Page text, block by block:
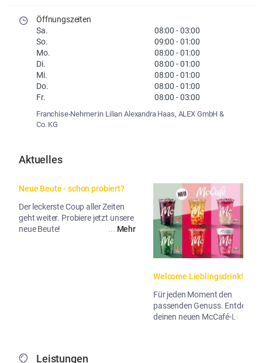
Öffnungszeiten
Sa.
08:00 -03:00
So.
09:00 -01:00
Mo.
08:00 -01:00
Di.
08:00 -01:00
Mi.
08:00 -01:00
Do.
08:00 -01:00
Fr.
08:00 -03:00
Franchise-Nehmer:in Lilian Alexandra Haas, ALEX GmbH &
Co. KG
Aktuelles
Neue Beute - schon probiert?
Der leckerste Coup aller Zeiten
geht weiter. Probiere jetzt unsere
neue Beute!
... Mehr
Welcome Lieblingsdrink!
Für jeden Moment den
passenden Genuss. Entdecke
deinen neuen McCafé-Liebling!
Leistungen